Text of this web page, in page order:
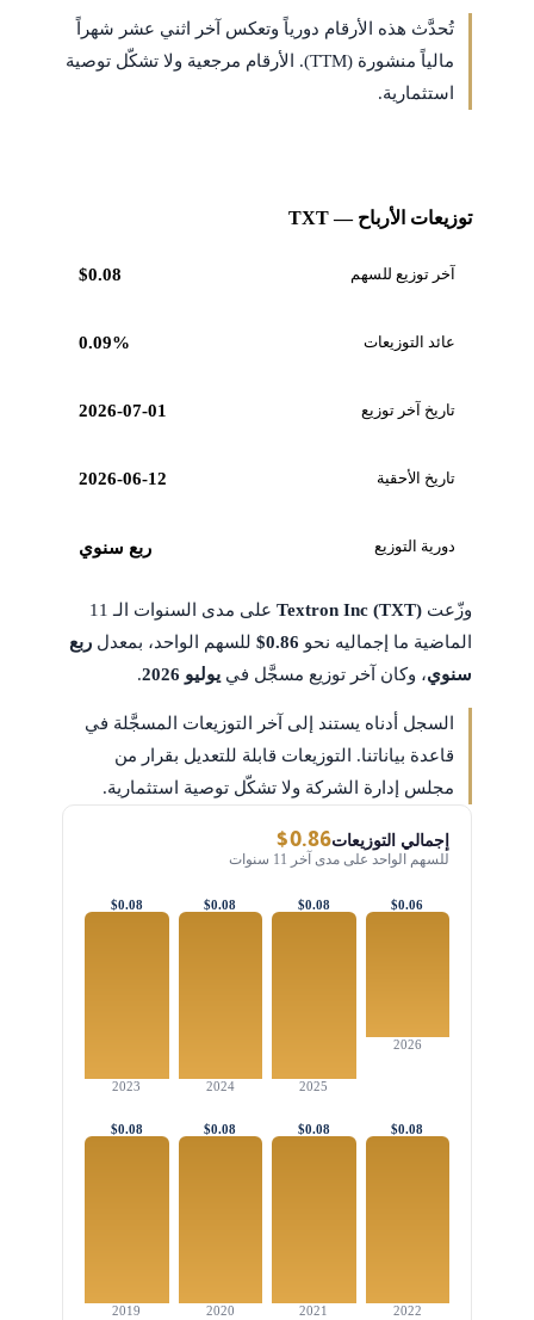
تُحدَّث هذه الأرقام دورياً وتعكس آخر اثني عشر شهراً
مالياً منشورة (TTM). الأرقام مرجعية ولا تشكّل توصية
استثمارية.
توزيعات الأرباح — TXT
آخر توزيع للسهم $0.08
عائد التوزيعات 0.09%
تاريخ آخر توزيع 2026-07-01
تاريخ الأحقية 2026-06-12
دورية التوزيع ربع سنوي
وزّعت Textron Inc (TXT)
على مدى السنوات الـ 11
الماضية ما إجماليه نحو $0.86للسهم الواحد، بمعدل ربع
سنوي، وكان آخر توزيع مسجَّل في يوليو 2026 .
السجل أدناه يستند إلى آخر التوزيعات المسجَّلة في
قاعدة بياناتنا. التوزيعات قابلة للتعديل بقرار من
مجلس إدارة الشركة ولا تشكّل توصية استثمارية.
إجمالي التوزيعات$0.86
للسهم الواحد على مدى آخر 11 سنوات
$0.06
2026
$0.08
2025
$0.08
2024
$0.08
2023
$0.08
2022
$0.08
2021
$0.08
2020
$0.08
2019